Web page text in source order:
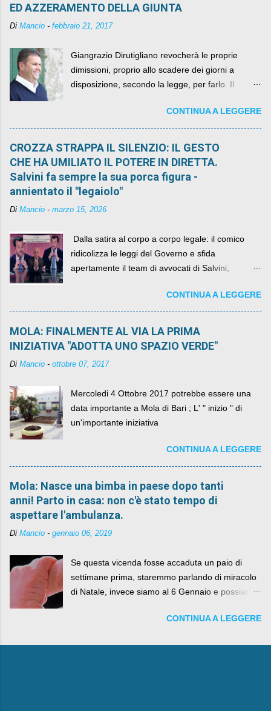
ED AZZERAMENTO DELLA GIUNTA
Di Mancio - febbraio 21, 2017
Giangrazio Dirutigliano revocherà le proprie
dimissioni, proprio allo scadere dei giorni a
disposizione, secondo la legge, per farlo. Il
quelli che si auspicavano il contrario.CONTINUA A LEGGERE
CROZZA STRAPPA IL SILENZIO: IL GESTO
CHE HA UMILIATO IL POTERE IN DIRETTA.
Salvini fa sempre la sua porca figura -
annientato il "legaiolo"
Di Mancio - marzo 15, 2026
​ Dalla satira al corpo a corpo legale: il comico
ridicolizza le leggi del Governo e sfida
apertamente il team di avvocati di Salvini,
CONTINUA A LEGGERE
MOLA: FINALMENTE AL VIA LA PRIMA
INIZIATIVA "ADOTTA UNO SPAZIO VERDE"
Di Mancio - ottobre 07, 2017
Mercoledi 4 Ottobre 2017 potrebbe essere una
data importante a Mola di Bari ; L' " inizio " di
un'importante iniziativa
CONTINUA A LEGGERE
Mola: Nasce una bimba in paese dopo tanti
anni! Parto in casa: non c'è stato tempo di
aspettare l'ambulanza.
Di Mancio - gennaio 06, 2019
Se questa vicenda fosse accaduta un paio di
settimane prima, staremmo parlando di miracolo
di Natale, invece siamo al 6 Gennaio e possiamo
e la Befana, visto il lieto epilogo della vicenda.
CONTINUA A LEGGERE